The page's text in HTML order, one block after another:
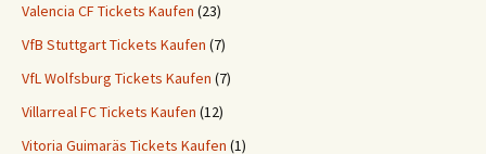
Valencia CF Tickets Kaufen (23)
VfB Stuttgart Tickets Kaufen (7)
VfL Wolfsburg Tickets Kaufen (7)
Villarreal FC Tickets Kaufen (12)
Vitoria Guimaräs Tickets Kaufen (1)